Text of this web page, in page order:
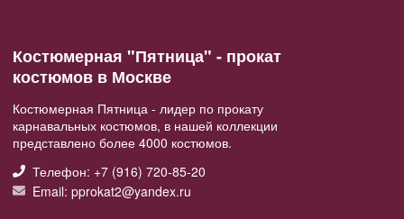
Костюмерная "Пятница" - прокат
костюмов в Москве
Костюмерная Пятница - лидер по прокату
карнавальных костюмов, в нашей коллекции
представлено более 4000 костюмов.
Телефон: +7 (916) 720-85-20
Email: pprokat2@yandex.ru